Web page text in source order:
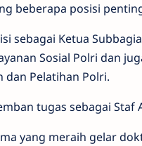
beberapa posisi
sebagai Ketua
Sosial Polri dan
dan Pelatihan Polri.
tugas sebagai Staf
yang meraih gelar